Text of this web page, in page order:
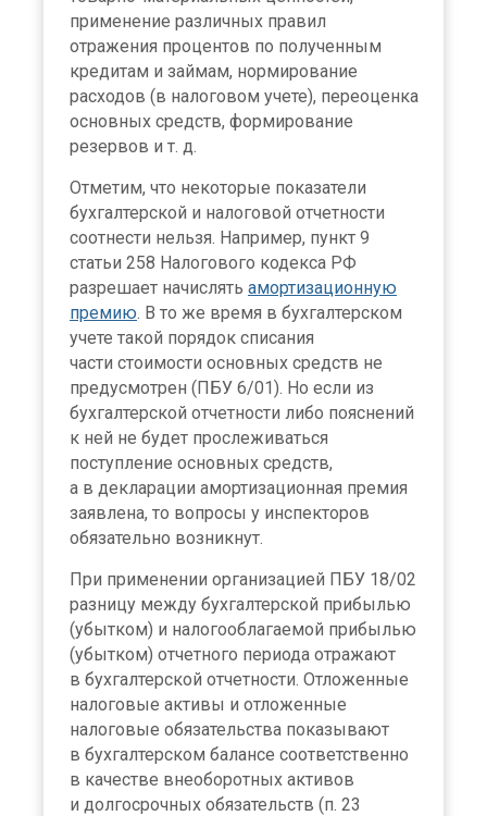
применение различных правил
отражения процентов по полученным
кредитам и займам, нормирование
расходов (в налоговом учете), переоценка
основных средств, формирование
резервов и т. д.
Отметим, что некоторые показатели
бухгалтерской и налоговой отчетности
соотнести нельзя. Например, пункт 9
статьи 258 Налогового кодекса РФ
разрешает начислять амортизационную
премию . В то же время в бухгалтерском
учете такой порядок списания
части стоимости основных средств не
предусмотрен (ПБУ 6/01). Но если из
бухгалтерской отчетности либо пояснений
к ней не будет прослеживаться
поступление основных средств,
а в декларации амортизационная премия
заявлена, то вопросы у инспекторов
обязательно возникнут.
При применении организацией ПБУ 18/02
разницу между бухгалтерской прибылью
(убытком) и налогооблагаемой прибылью
(убытком) отчетного периода отражают
в бухгалтерской отчетности. Отложенные
налоговые активы и отложенные
налоговые обязательства показывают
в бухгалтерском балансе соответственно
в качестве внеоборотных активов
и долгосрочных обязательств (п. 23